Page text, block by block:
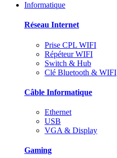
Informatique
Réseau Internet
Prise CPL WIFI
Répéteur WIFI
Switch & Hub
Clé Bluetooth & WIFI
Câble Informatique
Ethernet
USB
VGA & Display
Gaming